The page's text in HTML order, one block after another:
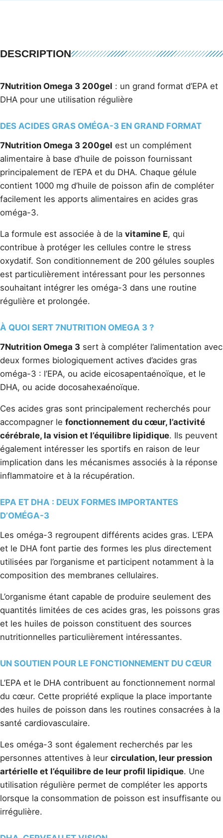
DESCRIPTION
7Nutrition Omega 3 200gel : un grand format d’EPA et
DHA pour une utilisation régulière
DES ACIDES GRAS OMÉGA-3 EN GRAND FORMAT
7Nutrition Omega 3 200gel est un complément
alimentaire à base d’huile de poisson fournissant
principalement de l’EPA et du DHA. Chaque gélule
contient 1000 mg d’huile de poisson afin de compléter
facilement les apports alimentaires en acides gras
oméga-3.
La formule est associée à de la vitamine E, qui
contribue à protéger les cellules contre le stress
oxydatif. Son conditionnement de 200 gélules souples
est particulièrement intéressant pour les personnes
souhaitant intégrer les oméga-3 dans une routine
régulière et prolongée.
À QUOI SERT 7NUTRITION OMEGA 3 ?
7Nutrition Omega 3 sert à compléter l’alimentation avec
deux formes biologiquement actives d’acides gras
oméga-3 : l’EPA, ou acide eicosapentaénoïque, et le
DHA, ou acide docosahexaénoïque.
Ces acides gras sont principalement recherchés pour
accompagner le fonctionnement du cœur, l’activité
cérébrale, la vision et l’équilibre lipidique. Ils peuvent
également intéresser les sportifs en raison de leur
implication dans les mécanismes associés à la réponse
inflammatoire et à la récupération.
EPA ET DHA : DEUX FORMES IMPORTANTES
D’OMÉGA-3
Les oméga-3 regroupent différents acides gras. L’EPA
et le DHA font partie des formes les plus directement
utilisées par l’organisme et participent notamment à la
composition des membranes cellulaires.
L’organisme étant capable de produire seulement des
quantités limitées de ces acides gras, les poissons gras
et les huiles de poisson constituent des sources
nutritionnelles particulièrement intéressantes.
UN SOUTIEN POUR LE FONCTIONNEMENT DU CŒUR
L’EPA et le DHA contribuent au fonctionnement normal
du cœur. Cette propriété explique la place importante
des huiles de poisson dans les routines consacrées à la
santé cardiovasculaire.
Les oméga-3 sont également recherchés par les
personnes attentives à leur circulation, leur pression
artérielle et l’équilibre de leur profil lipidique. Une
utilisation régulière permet de compléter les apports
lorsque la consommation de poisson est insuffisante ou
irrégulière.